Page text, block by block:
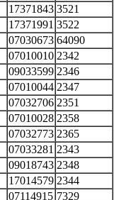
17371843 3521
17371991 3522
07030673 64090
07010010 2342
09033599 2346
07010044 2347
07032706 2351
07010028 2358
07032773 2365
07033281 2343
09018743 2348
17014579 2344
07114915 7329